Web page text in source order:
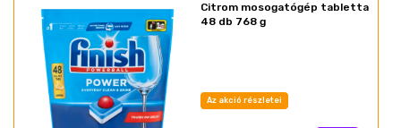
Citrom mosogatógép tabletta
48 db 768 g
Az akció részletei